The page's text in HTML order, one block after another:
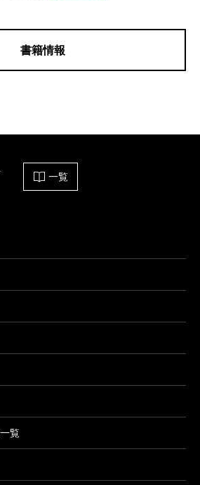
書籍情報
一覧
覧